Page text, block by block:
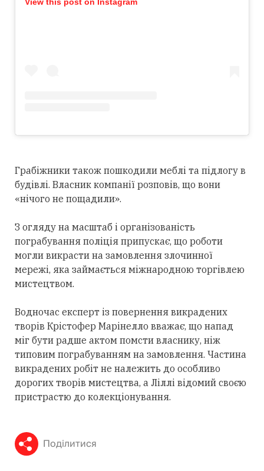
View this post on Instagram
Грабіжники також пошкодили меблі та підлогу в
будівлі. Власник компанії розповів, що вони
«нічого не пощадили».
З огляду на масштаб і організованість
пограбування поліція припускає, що роботи
могли викрасти на замовлення злочинної
мережі, яка займається міжнародною торгівлею
мистецтвом.
Водночас експерт із повернення викрадених
творів Крістофер Марінелло вважає, що напад
міг бути радше актом помсти власнику, ніж
типовим пограбуванням на замовлення. Частина
викрадених робіт не належить до особливо
дорогих творів мистецтва, а Ліллі відомий своєю
пристрастю до колекціонування.
Поділитися